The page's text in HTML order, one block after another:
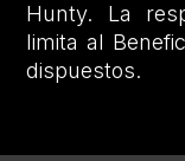
Hunty. La
limita al
dispuestos.